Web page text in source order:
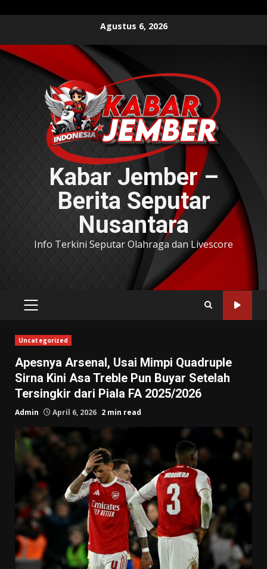
content
Agustus 6, 2026
Kabar Jember –
Berita Seputar
Nusantara
Info Terkini Seputar Olahraga dan Livescore
PRIMARY
Uncategorized
Apesnya Arsenal, Usai Mimpi Quadruple
Sirna Kini Asa Treble Pun Buyar Setelah
Tersingkir dari Piala FA 2025/2026
Admin April 6, 2026 2 min read